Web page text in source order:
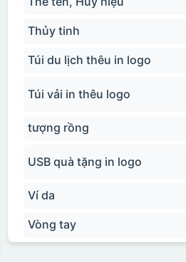
Thủy tinh
Túi du lịch thêu in logo
Túi vải in thêu logo
tượng rồng
USB quà tặng in logo
Ví da
Vòng tay